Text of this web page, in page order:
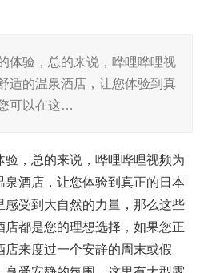
体验，总的来说，哗哩哗哩视
适的温泉酒店，让您体验到真
可以在这…
，总的来说，哗哩哗哩视频为
酒店，让您体验到真正的日本
感受到大自然的力量，那么这些
店都是您的理想选择，如果您正
来度过一个安静的周末或假